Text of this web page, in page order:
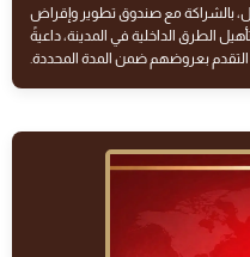
مع صندوق تطوير وإقراض
الطرق الداخلية في المدينة، داعيةً
بعروضهم ضمن المدة المحددة.